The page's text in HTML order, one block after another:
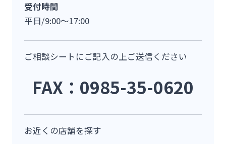
受付時間
平日/9:00～17:00
ご相談シートにご記入の上ご送信ください
FAX：0985-35-0620
お近くの店舗を探す